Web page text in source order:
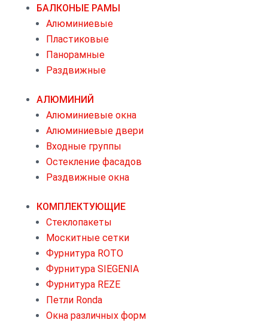
БАЛКОНЫЕ РАМЫ
Алюминиевые
Пластиковые
Панорамные
Раздвижные
АЛЮМИНИЙ
Алюминиевые окна
Алюминиевые двери
Входные группы
Остекление фасадов
Раздвижные окна
КОМПЛЕКТУЮЩИЕ
Стеклопакеты
Москитные сетки
Фурнитура ROTO
Фурнитура SIEGENIA
Фурнитура REZE
Петли Ronda
Окна различных форм